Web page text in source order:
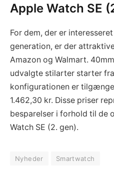
Apple Watch SE
For dem, der er interesseret
generation, er der
Amazon og Walmart.
udvalgte stilarter starter
konfigurationen er
1.462,30 kr. Disse priser
besparelser i forhold til de
Watch SE (2. gen).
Nyheder Smartwatch